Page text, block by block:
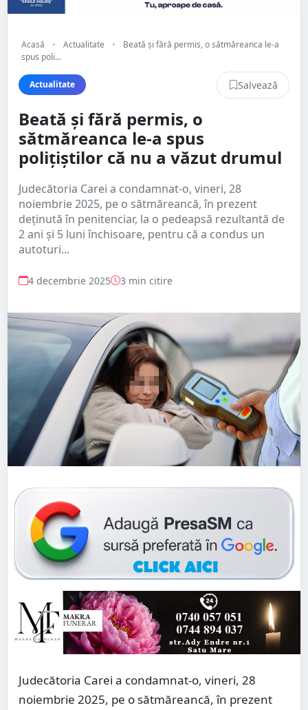
Acasă • Actualitate •
Beată și fără permis, o sătmăreanca le-a
spus poli...
Actualitate Salvează
Beată și fără permis, o
sătmăreanca le-a spus
polițiștilor că nu a văzut drumul
Judecătoria Carei a condamnat-o, vineri, 28
noiembrie 2025, pe o sătmăreancă, în prezent
deținută în penitenciar, la o pedeapsă rezultantă de
2 ani și 5 luni închisoare, pentru că a condus un
autoturi...
4 decembrie 2025 3 min citire
Judecătoria Carei a condamnat-o, vineri, 28
noiembrie 2025, pe o sătmăreancă, în prezent